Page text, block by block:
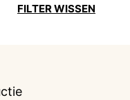
FILTER WISSEN